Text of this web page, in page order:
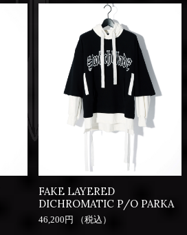
FAKE LAYERED
DICHROMATIC P/O PARKA
46,200円 （税込）